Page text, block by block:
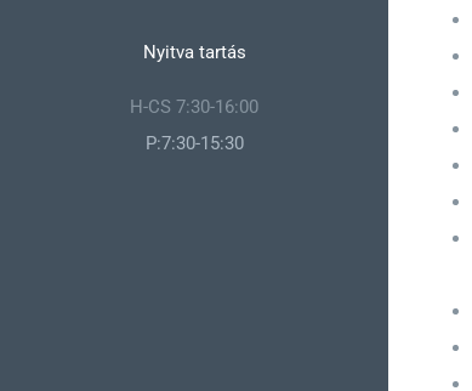
Nyitva tartás
H-CS 7:30-16:00
P:7:30-15:30